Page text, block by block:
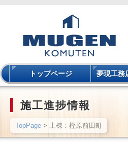
トップページ 夢現工務
施工進捗情報
TopPage > 上棟：樫原前田町